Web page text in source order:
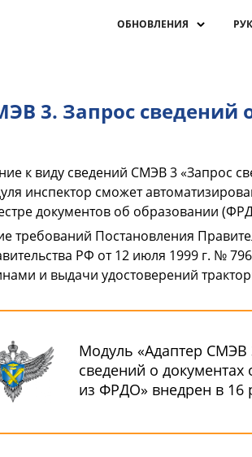
ОБНОВЛЕНИЯ
3. Запрос сведений
к виду сведений СМЭВ 3 «Запрос
инспектор сможет
документов об образовании
требований Постановления
РФ от 12 июля 1999 г. №
и выдачи удостоверений
Модуль «Адаптер СМЭВ
сведений о
из ФРДО» внедрен в 16